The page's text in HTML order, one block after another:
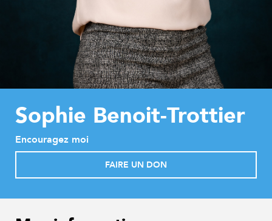
Sophie Benoit-Trottier
Encouragez moi
FAIRE UN DON